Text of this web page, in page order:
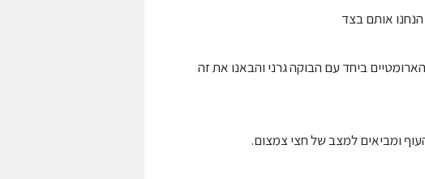
ביחד עם הבוקה גרני והבאנו את זה
ומביאים למצב של חצי צמצום.